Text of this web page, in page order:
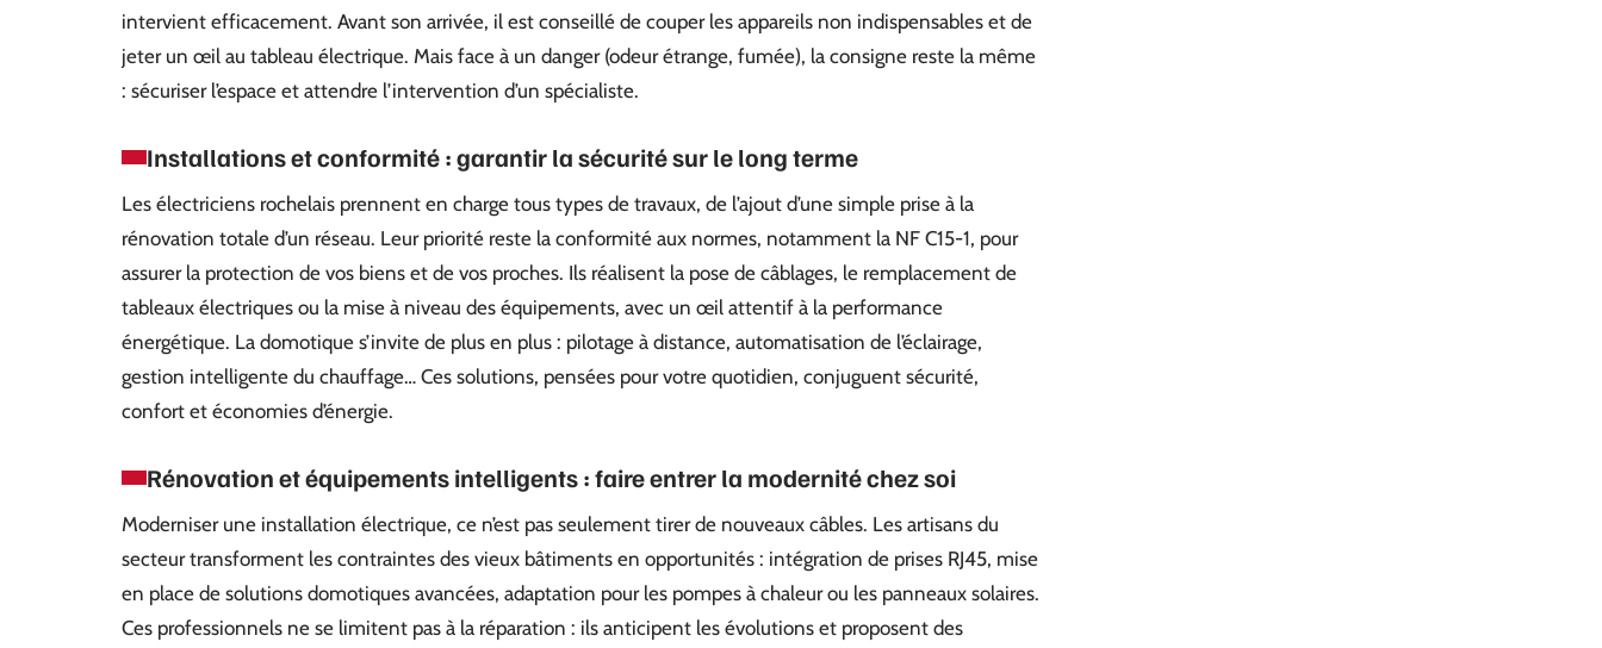
intervient efficacement. Avant son arrivée, il est conseillé de couper les appareils non indispensables et de
jeter un œil au tableau électrique. Mais face à un danger (odeur étrange, fumée), la consigne reste la même
: sécuriser l’espace et attendre l’intervention d’un spécialiste.
Installations et conformité : garantir la sécurité sur le long terme
Les électriciens rochelais prennent en charge tous types de travaux, de l’ajout d’une simple prise à la
rénovation totale d’un réseau. Leur priorité reste la conformité aux normes, notamment la NF C15-1, pour
assurer la protection de vos biens et de vos proches. Ils réalisent la pose de câblages, le remplacement de
tableaux électriques ou la mise à niveau des équipements, avec un œil attentif à la performance
énergétique. La domotique s’invite de plus en plus : pilotage à distance, automatisation de l’éclairage,
gestion intelligente du chauffage… Ces solutions, pensées pour votre quotidien, conjuguent sécurité,
confort et économies d’énergie.
Rénovation et équipements intelligents : faire entrer la modernité chez soi
Moderniser une installation électrique, ce n’est pas seulement tirer de nouveaux câbles. Les artisans du
secteur transforment les contraintes des vieux bâtiments en opportunités : intégration de prises RJ45, mise
en place de solutions domotiques avancées, adaptation pour les pompes à chaleur ou les panneaux solaires.
Ces professionnels ne se limitent pas à la réparation : ils anticipent les évolutions et proposent des